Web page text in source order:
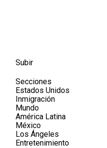
Subir
Secciones
Estados Unidos
Inmigración
Mundo
América Latina
México
Los Ángeles
Entretenimiento